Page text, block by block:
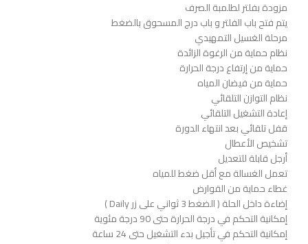
مزودة بفلتر لطلمبة الصرف
يتم فتح باب الفلتر و باب درج المسحوق بالضغط
مرحلة الغسيل التمهيدي
نظام حماية من الرغوة الزائدة
حماية من إرتفاع درجة الحرارة
حماية من فيضان المياه
نظام التوازن التلقائي
إعادة التشغيل التلقائي
قفل تلقائي بعد انتهاء الدورة
تشخيص الأعطال
أرجل قابلة للتعديل
تعمل الغسالة مع أقل ضغط للمياه
غطاء حماية من القوارض
إضاءة داخل الحلة ( الضغط 3 ثواني على زر Daily )
إمكانية التحكم في درجة الحرارة حتى 90 درجة مئوية
إمكانية التحكم في تأجيل بدء التشغيل حتى 24 ساعة